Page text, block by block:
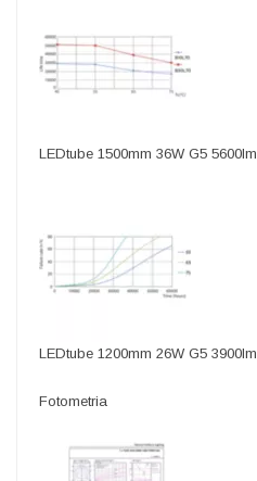
LEDtube 1500mm 36W G5 5600lm
LEDtube 1200mm 26W G5 3900lm
Fotometria